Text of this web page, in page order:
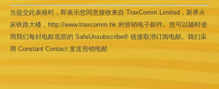
Constant
Contact
Use.
Please
leave
this field
blank.
当提交此表格时，即表示您同意接收来自 TraxComm Limited，新界火
炭铁路大楼，http://www.traxcomm.hk 的营销电子邮件。您可以随时使
用我们每封电邮底部的 SafeUnsubscribe® 链接取消订阅电邮。我们采
用 Constant Contact 发送营销电邮